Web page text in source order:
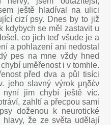
ještě hladíval na ulici
cizí psy. Dnes by to již
kdybych se měl zastavit u
co jich teď všude je a
a pohlazení ani nedostal
pes na mne vždy hned
uměřenost i v tomhle.
před dva a půl tisíci
jeho slavný výrok μηδέν
nyní jim chybí ještě víc.
zahltí a přecpou sami
doženou k neurotické
že ze světa udělají